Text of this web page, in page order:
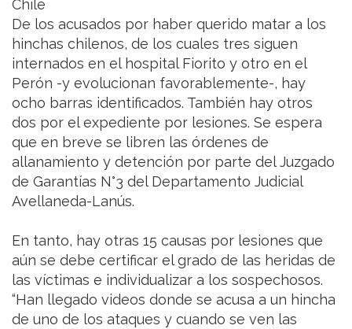
Chile
De los acusados por haber querido matar a los
hinchas chilenos, de los cuales tres siguen
internados en el hospital Fiorito y otro en el
Perón -y evolucionan favorablemente-, hay
ocho barras identificados. También hay otros
dos por el expediente por lesiones. Se espera
que en breve se libren las órdenes de
allanamiento y detención por parte del Juzgado
de Garantías N°3 del Departamento Judicial
Avellaneda-Lanús.
En tanto, hay otras 15 causas por lesiones que
aún se debe certificar el grado de las heridas de
las víctimas e individualizar a los sospechosos.
“Han llegado videos donde se acusa a un hincha
de uno de los ataques y cuando se ven las